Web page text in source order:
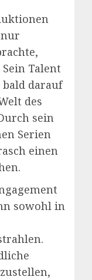
Talent
darauf
des
sein
Serien
einen
sowohl in